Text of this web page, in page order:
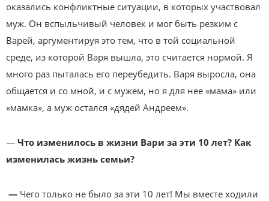
оказались конфликтные ситуации, в которых участвовал
муж. Он вспыльчивый человек и мог быть резким с
Варей, аргументируя это тем, что в той социальной
среде, из которой Варя вышла, это считается нормой. Я
много раз пыталась его переубедить. Варя выросла, она
общается и со мной, и с мужем, но я для нее «мама» или
«мамка», а муж остался «дядей Андреем».
— Что изменилось в жизни Вари за эти 10 лет? Как
изменилась жизнь семьи?
— Чего только не было за эти 10 лет! Мы вместе ходили